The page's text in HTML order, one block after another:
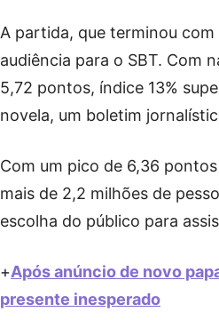
A partida, que terminou
audiência para o SBT. Com
5,72 pontos, índice 13%
novela, um boletim
Com um pico de 6,36
mais de 2,2 milhões de
escolha do público para
+Após anúncio de novo
presente inesperado